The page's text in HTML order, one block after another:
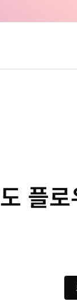
도 플